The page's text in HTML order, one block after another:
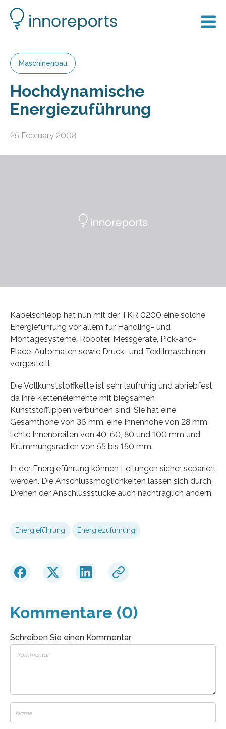
Maschinenbau
Hochdynamische
Energiezuführung
25 February 2008
Kabelschlepp hat nun mit der TKR 0200 eine solche
Energieführung vor allem für Handling- und
Montagesysteme, Roboter, Messgeräte, Pick-and-
Place-Automaten sowie Druck- und Textilmaschinen
vorgestellt.
Die Vollkunststoffkette ist sehr laufruhig und abriebfest,
da ihre Kettenelemente mit biegsamen
Kunststofflippen verbunden sind. Sie hat eine
Gesamthöhe von 36 mm, eine Innenhöhe von 28 mm,
lichte Innenbreiten von 40, 60, 80 und 100 mm und
Krümmungsradien von 55 bis 150 mm.
In der Energieführung können Leitungen sicher separiert
werden. Die Anschlussmöglichkeiten lassen sich durch
Drehen der Anschlussstücke auch nachträglich ändern.
Energieführung Energiezuführung
Kommentare (0)
Schreiben Sie einen Kommentar